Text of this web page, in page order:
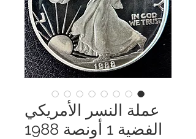
عملة النسر الأمريكي
الفضية 1 أونصة 1988